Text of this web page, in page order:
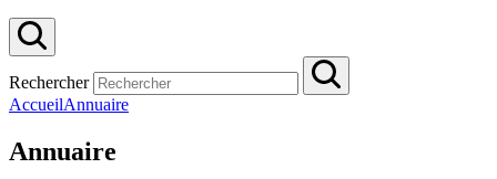
Rechercher
AccueilAnnuaire
Annuaire